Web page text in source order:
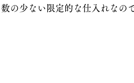
数の少ない限定的な仕入れなの